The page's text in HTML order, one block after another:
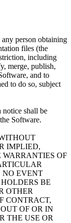
person obtaining
files (the
including
merge, publish,
and to
to do so, subject
notice shall be
Software.
IMPLIED,
OF
NO EVENT
BE
OTHER
CONTRACT,
OF OR IN
THE USE OR